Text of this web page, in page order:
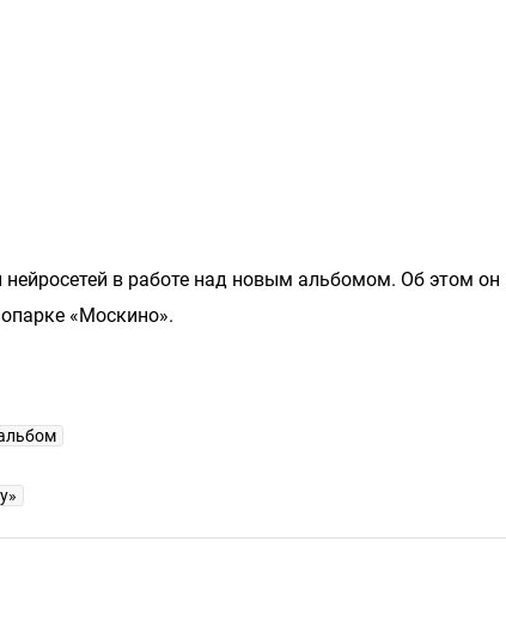
нейросетей в работе над новым альбомом. Об этом он
«Москино».